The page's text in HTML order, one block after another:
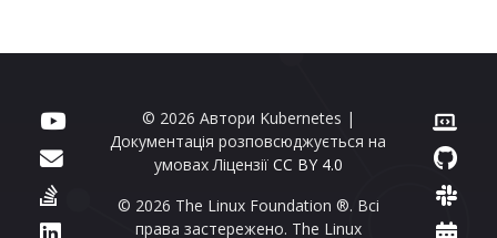
© 2026 Автори Kubernetes |
Документація розповсюджується на
умовах Ліцензії CC BY 4.0
© 2026 The Linux Foundation ®. Всі
права застережено. The Linux